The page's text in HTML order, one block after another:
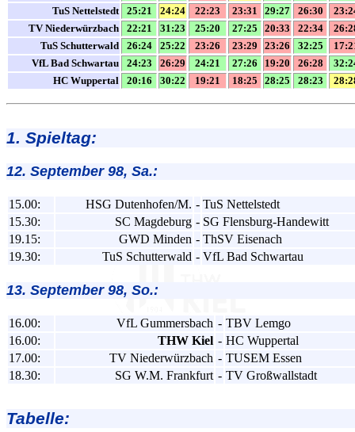
TuS Nettelstedt
25:21 24:24 22:23 23:31 29:27 26:30
TV Niederwürzbach
22:21 31:23 25:20 27:25 20:33 22:34
TuS Schutterwald
26:24 25:22 23:26 23:29 23:26 32:25
VfL Bad Schwartau
24:23 26:29 24:21 27:26 19:20 26:28
HC Wuppertal
20:16 30:22 19:21 18:25 28:25 28:23
1. Spieltag:
12. September 98, Sa.:
15.00: HSG Dutenhofen/M. - TuS Nettelstedt
15.30:
SC Magdeburg - SG Flensburg-Handewitt
19.15:
GWD Minden - ThSV Eisenach
19.30:
TuS Schutterwald - VfL Bad Schwartau
13. September 98, So.:
16.00: VfL Gummersbach - TBV Lemgo
16.00:
THW Kiel - HC Wuppertal
17.00:
TV Niederwürzbach - TUSEM Essen
18.30:
SG W.M. Frankfurt - TV Großwallstadt
Tabelle: